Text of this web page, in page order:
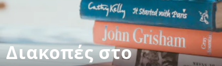
Διακοπές στο